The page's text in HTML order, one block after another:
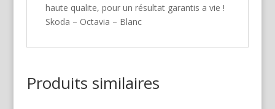
haute qualite, pour un résultat garantis a vie !
Skoda – Octavia – Blanc
Produits similaires